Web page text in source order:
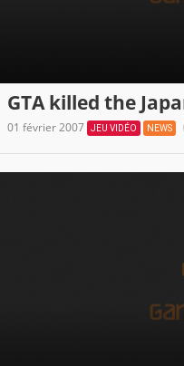
GTA killed the
01 février 2007 JEU VIDÉO NEWS